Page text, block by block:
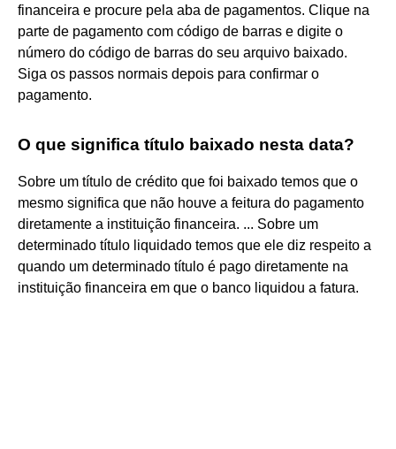
financeira e procure pela aba de pagamentos. Clique na
parte de pagamento com código de barras e digite o
número do código de barras do seu arquivo baixado.
Siga os passos normais depois para confirmar o
pagamento.
O que significa título baixado nesta data?
Sobre um título de crédito que foi baixado temos que o
mesmo significa que não houve a feitura do pagamento
diretamente a instituição financeira. ... Sobre um
determinado título liquidado temos que ele diz respeito a
quando um determinado título é pago diretamente na
instituição financeira em que o banco liquidou a fatura.